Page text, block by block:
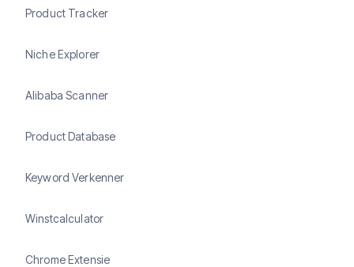
Product Tracker
Niche Explorer
Alibaba Scanner
Product Database
Keyword Verkenner
Winstcalculator
Chrome Extensie